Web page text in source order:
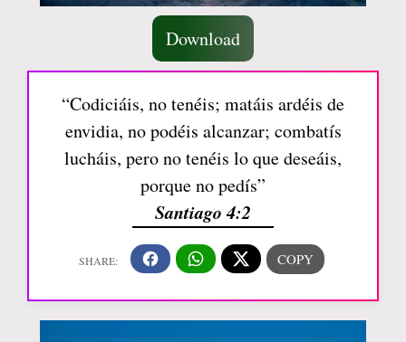
Download
“Codiciáis, no tenéis; matáis ardéis de
envidia, no podéis alcanzar; combatís
lucháis, pero no tenéis lo que deseáis,
porque no pedís”
Santiago 4:2